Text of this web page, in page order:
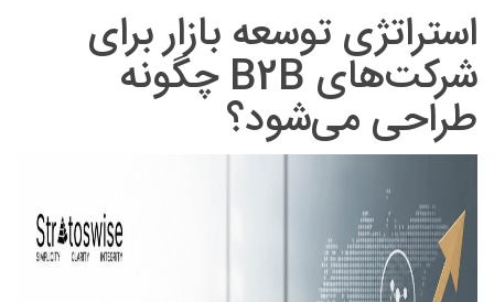
استراتژی توسعه بازار برای
شرکت‌های B2B چگونه
طراحی می‌شود؟